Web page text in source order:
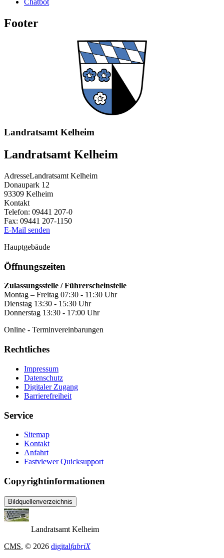
Chatbot
Footer
Landratsamt Kelheim
Landratsamt Kelheim
AdresseLandratsamt Kelheim
Donaupark 12
93309 Kelheim
Kontakt
Telefon: 09441 207-0
Fax: 09441 207-1150
E-Mail senden
Hauptgebäude
Öffnungszeiten
Zulassungsstelle / Führerscheinstelle
Montag – Freitag 07:30 - 11:30 Uhr
Dienstag 13:30 - 15:30 Uhr
Donnerstag 13:30 - 17:00 Uhr
Online - Terminvereinbarungen
Rechtliches
Impressum
Datenschutz
Digitaler Zugang
Barrierefreiheit
Service
Sitemap
Kontakt
Anfahrt
Fastviewer Quicksupport
Copyrightinformationen
Bildquellenverzeichnis
Landratsamt Kelheim
CMS, © 2026 digitalfabriX